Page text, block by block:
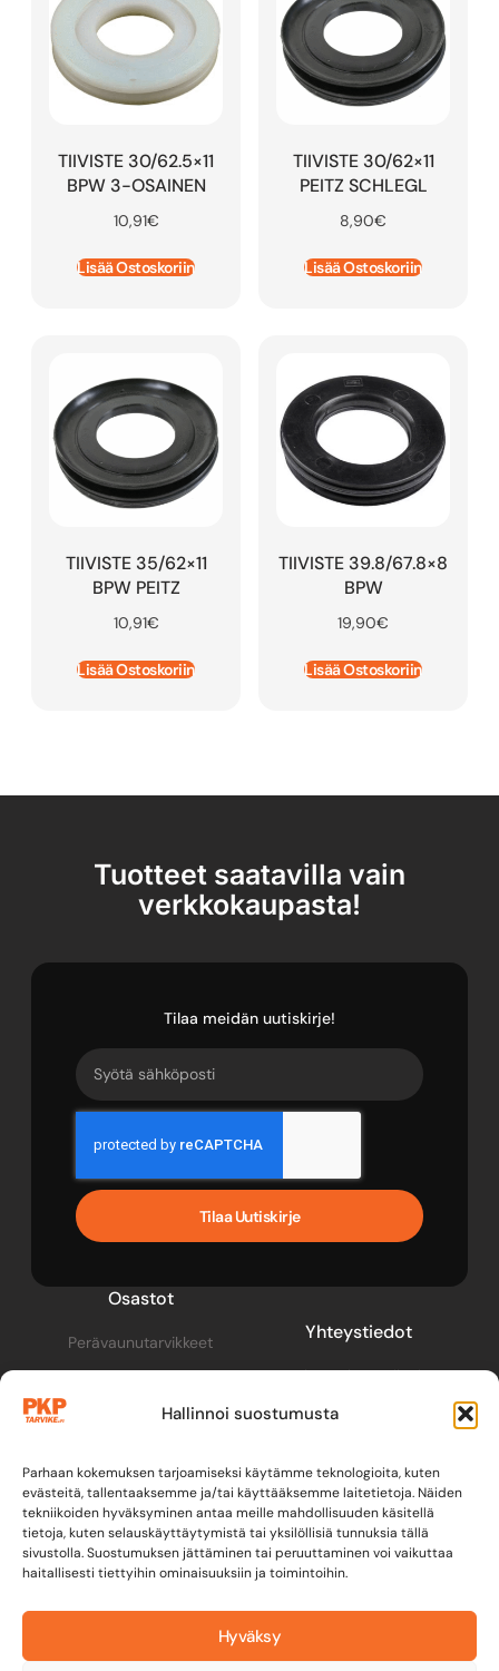
Hallinnoi suostumusta
Parhaan kokemuksen tarjoamiseksi käytämme teknologioita, kuten
evästeitä, tallentaaksemme ja/tai käyttääksemme laitetietoja. Näiden
tekniikoiden hyväksyminen antaa meille mahdollisuuden käsitellä
tietoja, kuten selauskäyttäytymistä tai yksilöllisiä tunnuksia tällä
sivustolla. Suostumuksen jättäminen tai peruuttaminen voi vaikuttaa
haitallisesti tiettyihin ominaisuuksiin ja toimintoihin.
Hyväksy
TIIVISTE 30/62.5×11
BPW 3-OSAINEN
10,91€
Lisää Ostoskoriin
TIIVISTE 30/62×11
PEITZ SCHLEGL
8,90€
Lisää Ostoskoriin
TIIVISTE 35/62×11
BPW PEITZ
10,91€
Lisää Ostoskoriin
TIIVISTE 39.8/67.8×8
BPW
19,90€
Lisää Ostoskoriin
Tuotteet saatavilla vain
verkkokaupasta!
Tilaa meidän uutiskirje!
Tilaa Uutiskirje
Osastot
Perävaunutarvikkeet
Pesuaineet
Yhteystiedot
pkp@pkptarvike.fi
040 093 2400